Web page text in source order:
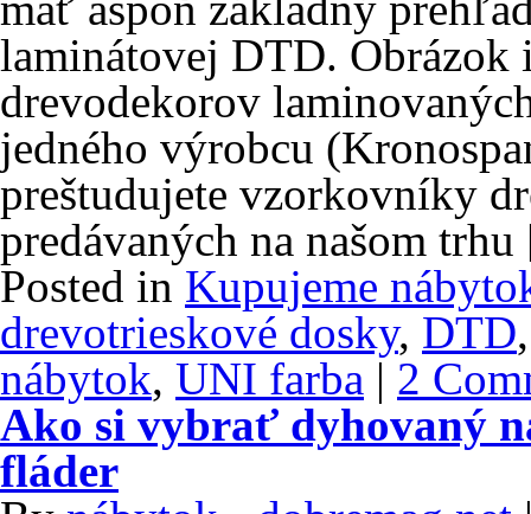
laminátovej DTD.
drevodekorov
jedného výrobcu
preštudujete vzorkovníky
predávaných na našom
Posted in Kupujeme
drevotrieskové dosky, DTD
nábytok, UNI farba | 2
Ako si vybrať dyhovaný
fláder